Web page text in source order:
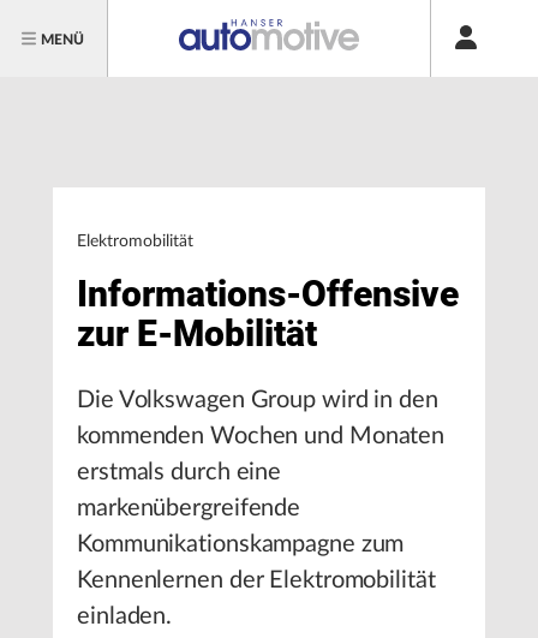
MENÜ
Elektromobilität
Informations-Offensive
zur E-Mobilität
Die Volkswagen Group wird in den
kommenden Wochen und Monaten
erstmals durch eine
markenübergreifende
Kommunikationskampagne zum
Kennenlernen der Elektromobilität
einladen.